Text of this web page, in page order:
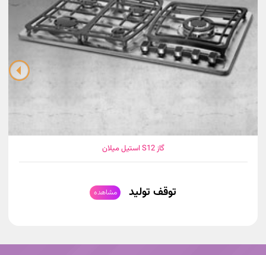
گاز S12 استیل میلان
توقف تولید مشاهده